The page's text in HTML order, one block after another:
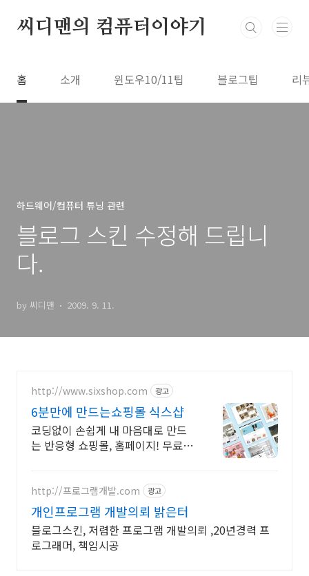
씨디맨의 컴퓨터이야기
홈 소개 윈도우10/11팁 블로그팁 리
하드웨어/컴퓨터 튜닝 관련
블로그 스킨 수정해 드립니
다.
by 씨디맨 2009. 9. 11.
http://www.sixshop.com 광고
6분만에 만드는쇼핑몰 식스샵
코딩없이 손쉽게 내 마음대로 만드
는 반응형 쇼핑몰, 홈페이지! 무료
http://프로그램개발.com 광고
개인프로그램 개발의뢰 밝은터
블로그스킨, 저렴한 프로그램 개발의뢰 ,20년경력 프
로그래머, 책임시공